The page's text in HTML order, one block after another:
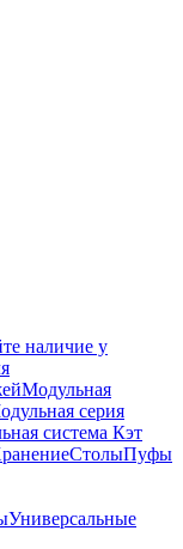
наличие у
Модульная
серия
система Кэт
СтолыПуфы
Универсальные